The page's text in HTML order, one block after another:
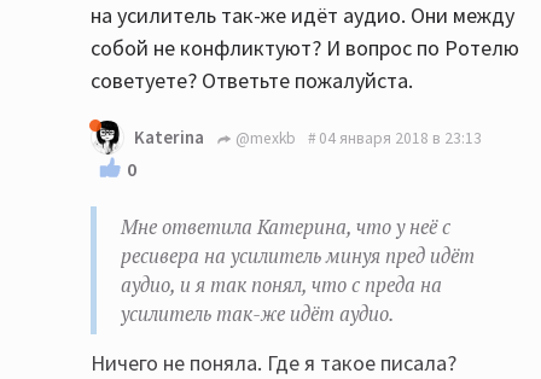
на усилитель так-же идёт аудио. Они между
собой не конфликтуют? И вопрос по Ротелю
советуете? Ответьте пожалуйста.
Katerina @mexkb 04 января 2018 в 23:13
0
Мне ответила Катерина, что у неё с
ресивера на усилитель минуя пред идёт
аудио, и я так понял, что с преда на
усилитель так-же идёт аудио.
Ничего не поняла. Где я такое писала?